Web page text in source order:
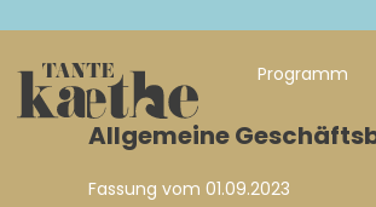
Programm
Allgemeine
Fassung vom 01.09.2023